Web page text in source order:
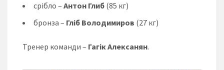
срібло – Антон Глиб (85 кг)
бронза – Гліб Володимиров (27 кг)
Тренер команди – Гагік Алексанян.